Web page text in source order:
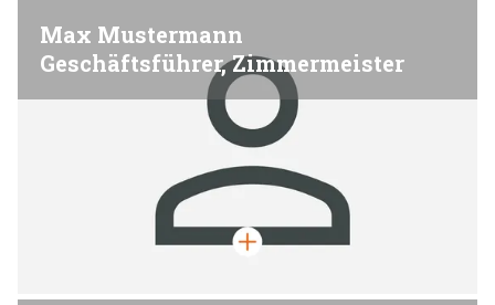
Max Mustermann
Geschäftsführer, Zimmermeister